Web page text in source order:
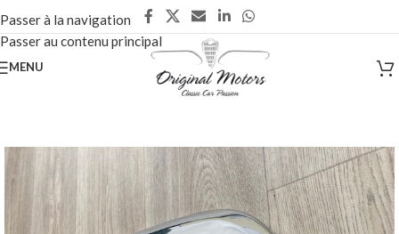
Passer à la navigation
Passer au contenu principal
MENU